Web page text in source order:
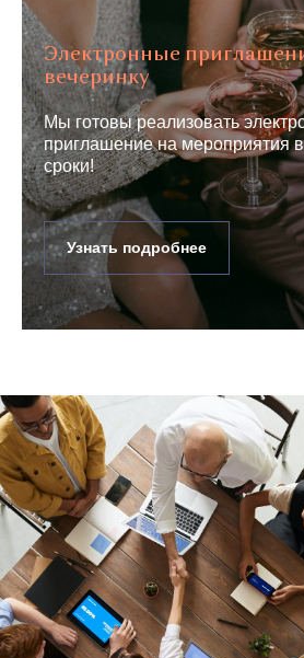
Электронные
вечеринку
Мы готовы реализовать
приглашение на мероприятия
сроки!
Узнать подробнее